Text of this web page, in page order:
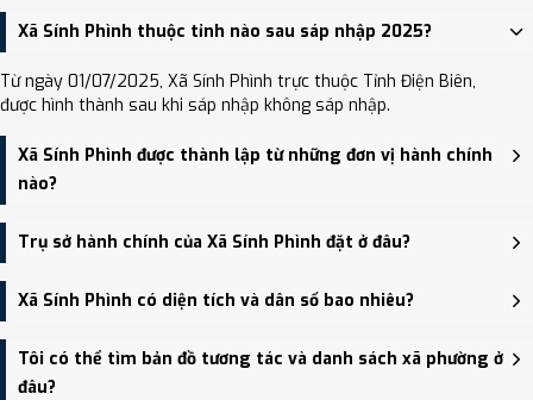
Xã Sính Phình thuộc tỉnh nào sau sáp nhập 2025?
Từ ngày 01/07/2025, Xã Sính Phình trực thuộc Tỉnh Điện Biên,
được hình thành sau khi sáp nhập không sáp nhập.
Xã Sính Phình được thành lập từ những đơn vị hành chính
nào?
Xã Sính Phình được thành lập trên cơ sở sáp nhập Xã Trung Thu,
Xã Tả Phìn, Xã Sính Phình.
Trụ sở hành chính của Xã Sính Phình đặt ở đâu?
Trụ sở hành chính mới của Xã Sính Phình đặt tại Trụ sở Đảng ủy,
HĐND và UBND xã Sính Phình - trung tâm khu vực thuận tiện giao
thông.
Xã Sính Phình có diện tích và dân số bao nhiêu?
Xã Sính Phình có Diện tích: 174.53 km², Dân số: 15,815 người, Mật
độ dân số: Khoảng 90.61 người/km²
Tôi có thể tìm bản đồ tương tác và danh sách xã phường ở
đâu?